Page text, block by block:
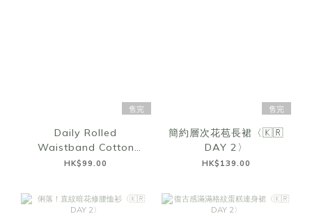
售完
Daily Rolled
Waistband Cotton
Shorts〈🇰🇷DAY 2〉
HK$99.00
售完
簡約層次花苞長裙〈🇰🇷
DAY 2〉
HK$139.00